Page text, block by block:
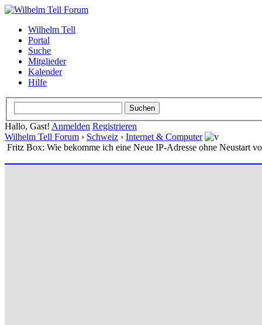
Wilhelm Tell
Portal
Suche
Mitglieder
Kalender
Hilfe
Hallo, Gast! Anmelden Registrieren
Wilhelm Tell Forum › Schweiz › Internet & Computer
Fritz Box: Wie bekomme ich eine Neue IP-Adresse ohne Neustart